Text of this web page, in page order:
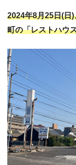
2024年8月25日(日
町の「レストハウ